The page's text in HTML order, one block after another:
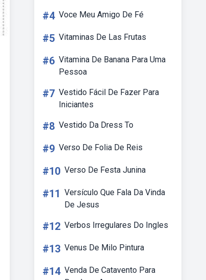
#4 Voce Meu Amigo De Fé
#5 Vitaminas De Las Frutas
#6 Vitamina De Banana Para Uma
Pessoa
#7 Vestido Fácil De Fazer Para
Iniciantes
#8 Vestido Da Dress To
#9 Verso De Folia De Reis
#10 Verso De Festa Junina
#11 Versículo Que Fala Da Vinda
De Jesus
#12 Verbos Irregulares Do Ingles
#13 Venus De Milo Pintura
#14 Venda De Catavento Para